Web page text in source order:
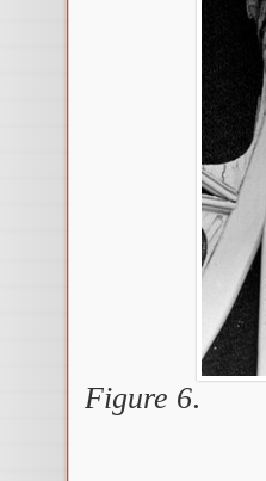
Figure 6.